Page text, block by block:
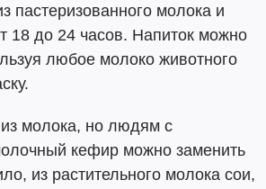
пастеризованного молока и
18 до 24 часов. Напиток можно
любое молоко животного
молока, но людям с
кефир можно заменить
из растительного молока сои,